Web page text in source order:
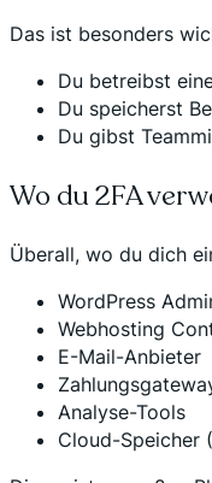
Das ist besonders
Du betreibst
Du speicherst
Du gibst
Wo du 2FA
Überall, wo du dich
WordPress
Webhosting
E-Mail-Anbieter
Analyse-Tools
Cloud-Speicher